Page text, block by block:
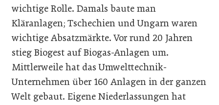
wichtige Rolle. Damals baute man
Kläranlagen; Tschechien und Ungarn waren
wichtige Absatzmärkte. Vor rund 20 Jahren
stieg Biogest auf Biogas-Anlagen um.
Mittlerweile hat das Umwelttechnik-
Unternehmen über 160 Anlagen in der ganzen
Welt gebaut. Eigene Niederlassungen hat